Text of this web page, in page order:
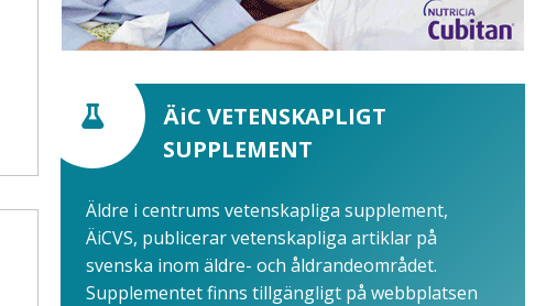
ÄiC VETENSKAPLIGT
SUPPLEMENT
Äldre i centrums vetenskapliga supplement,
ÄiCVS, publicerar vetenskapliga artiklar på
svenska inom äldre- och åldrandeområdet.
Supplementet finns tillgängligt på webbplatsen